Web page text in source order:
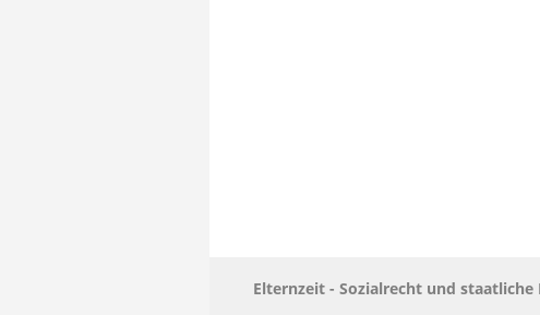
Elternzeit - Sozialrecht und staatliche